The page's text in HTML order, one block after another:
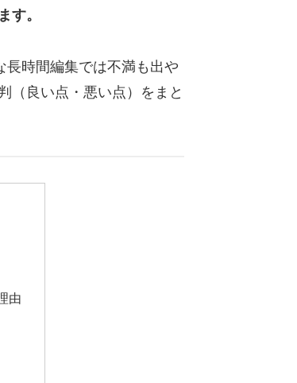
す。
時間編集では不満も出や
（良い点・悪い点）をまと
由